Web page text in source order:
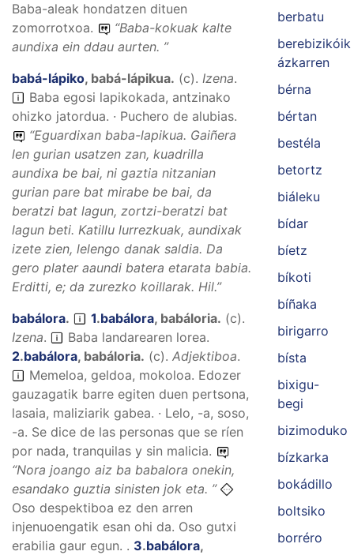
Baba-aleak hondatzen dituen
zomorrotxoa.
“Baba-kokuak kalte
aundixa ein ddau aurten. ”
babá-lápiko, babá-lápikua. (c). Izena.
Baba egosi lapikokada, antzinako
ohizko jatordua. · Puchero de alubias.
“Eguardixan baba-lapikua. Gaiñera
len gurian usatzen zan, kuadrilla
aundixa be bai, ni gaztia nitzanian
gurian pare bat mirabe be bai, da
beratzi bat lagun, zortzi-beratzi bat
lagun beti. Katillu lurrezkuak, aundixak
izete zien, lelengo danak saldia. Da
gero plater aaundi batera etarata babia.
Erditti, e; da zurezko koillarak. Hil.”
babálora. 1.babálora, babáloria. (c).
Izena.
Baba landarearen lorea.
2.babálora, babáloria. (c). Adjektiboa.
Memeloa, geldoa, mokoloa. Edozer
gauzagatik barre egiten duen pertsona,
lasaia, maliziarik gabea. · Lelo, -a, soso,
-a. Se dice de las personas que se ríen
por nada, tranquilas y sin malicia.
“Nora joango aiz ba babalora onekin,
esandako guztia sinisten jok eta. ”
Oso despektiboa ez den arren
injenuoengatik esan ohi da. Oso gutxi
erabilia gaur egun. . 3.babálora,
berbatu
berebizikóik
ázkarren
bérna
bértan
bestéla
betortz
biáleku
bídar
bíetz
bíkoti
bíñaka
birigarro
bísta
bixigu-
begi
bizimoduko
bízkarka
bokádillo
boltsiko
borréro